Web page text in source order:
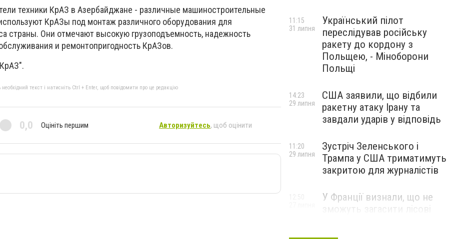
техники КрАЗ в Азербайджане - различные машиностроительные
КрАЗы под монтаж различного оборудования для
страны. Они отмечают высокую грузоподъемность, надежность
и ремонтопригодность КрАЗов.
текст і натисніть Ctrl + Enter, щоб повідомити про це редакцію
0,0 Оцініть першим Авторизуйтесь, щоб оцінити
Український пілот
переслідував російську
ракету до кордону з
Польщею, - Міноборони
Польщі
11:15
31 липня
США заявили, що відбили
ракетну атаку Ірану та
завдали ударів у відповідь
14:23
29 липня
Зустріч Зеленського і
Трампа у США триматимуть
закритою для журналістів
11:20
29 липня
У Франції визнали, що не